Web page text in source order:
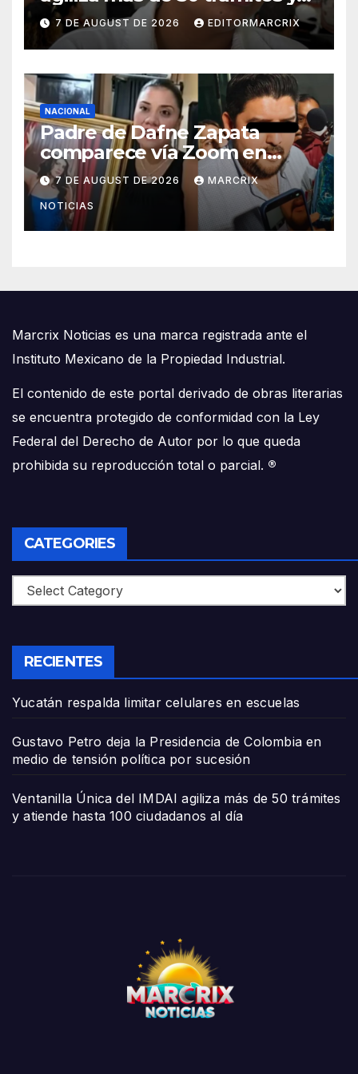
atiende hasta 100 ciudadanos
al día
7 DE AUGUST DE 2026 EDITORMARCRIX
NACIONAL
Padre de Dafne Zapata
comparece vía Zoom en
juicio por presunto abuso
contra su hija
7 DE AUGUST DE 2026 MARCRIX
NOTICIAS
Marcrix Noticias es una marca registrada ante el
Instituto Mexicano de la Propiedad Industrial.
El contenido de este portal derivado de obras literarias
se encuentra protegido de conformidad con la Ley
Federal del Derecho de Autor por lo que queda
prohibida su reproducción total o parcial. ®
CATEGORIES
Categories
RECIENTES
Yucatán respalda limitar celulares en escuelas
Gustavo Petro deja la Presidencia de Colombia en
medio de tensión política por sucesión
Ventanilla Única del IMDAI agiliza más de 50 trámites
y atiende hasta 100 ciudadanos al día